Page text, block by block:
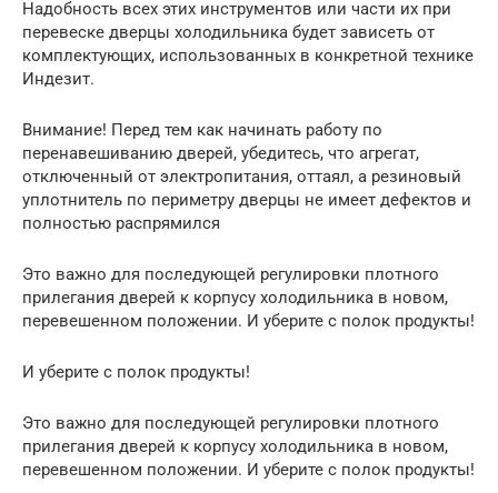
Надобность всех этих инструментов или части их при
перевеске дверцы холодильника будет зависеть от
комплектующих, использованных в конкретной технике
Индезит.
Внимание! Перед тем как начинать работу по
перенавешиванию дверей, убедитесь, что агрегат,
отключенный от электропитания, оттаял, а резиновый
уплотнитель по периметру дверцы не имеет дефектов и
полностью распрямился
Это важно для последующей регулировки плотного
прилегания дверей к корпусу холодильника в новом,
перевешенном положении. И уберите с полок продукты!
И уберите с полок продукты!
Это важно для последующей регулировки плотного
прилегания дверей к корпусу холодильника в новом,
перевешенном положении. И уберите с полок продукты!